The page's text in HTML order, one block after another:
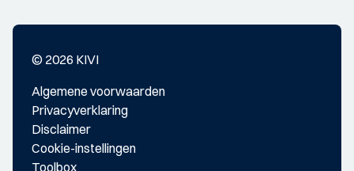
© 2026 KIVI
Algemene voorwaarden
Privacyverklaring
Disclaimer
Cookie-instellingen
Toolbox